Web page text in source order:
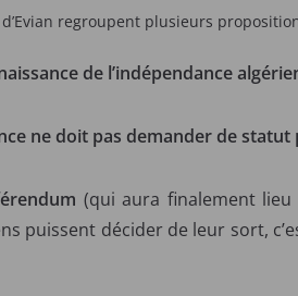
d’Evian regroupent plusieurs
de l’indépendance
ne doit pas demander de
(qui aura finalement lieu
puissent décider de leur sort,